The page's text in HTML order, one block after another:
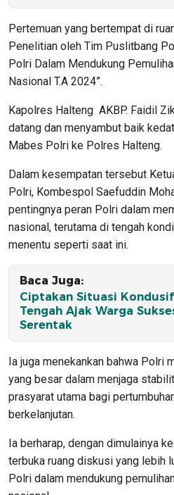
Pertemuan yang bertempat di
Penelitian oleh Tim Puslitbang
Polri Dalam Mendukung
Nasional T.A 2024”.
Kapolres Halteng AKBP. Faidil
datang dan menyambut baik
Mabes Polri ke Polres Halteng.
Dalam kesempatan tersebut
Polri, Kombespol Saefuddin
pentingnya peran Polri dalam
nasional, terutama di tengah
menentu seperti saat ini.
Baca Juga:
Ciptakan Situasi
Tengah Ajak Warga
Serentak
Ia juga menekankan bahwa Polri
yang besar dalam menjaga
prasyarat utama bagi
berkelanjutan.
Ia berharap, dengan dimulainya
terbuka ruang diskusi yang lebih
Polri dalam mendukung